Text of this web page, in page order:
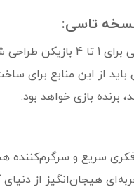
تاسی:
بازی کاتان: نسخه
باید از این منابع برای
برنده بازی خواهد بود.
سریع و سرگرم‌کننده
هیجان‌انگیز از دنیای